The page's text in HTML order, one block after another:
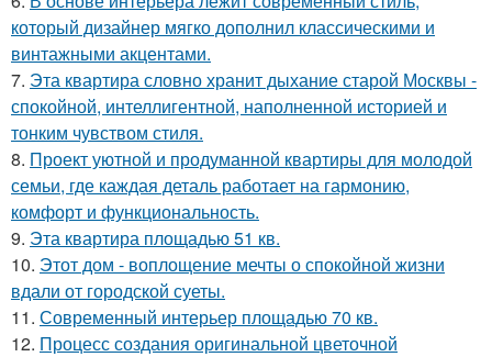
который дизайнер мягко дополнил классическими и
винтажными акцентами.
7. Эта квартира словно хранит дыхание старой Москвы -
спокойной, интеллигентной, наполненной историей и
тонким чувством стиля.
8. Проект уютной и продуманной квартиры для молодой
семьи, где каждая деталь работает на гармонию,
комфорт и функциональность.
9. Эта квартира площадью 51 кв.
10. Этот дом - воплощение мечты о спокойной жизни
вдали от городской суеты.
11. Современный интерьер площадью 70 кв.
12. Процесс создания оригинальной цветочной